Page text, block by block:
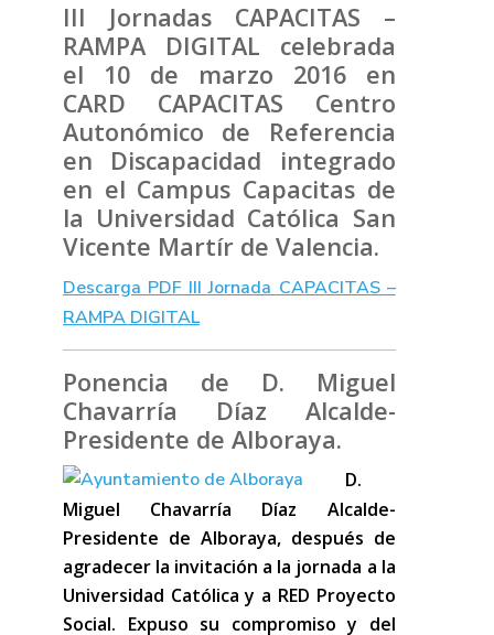
III Jornadas CAPACITAS –
RAMPA DIGITAL celebrada
el 10 de marzo 2016 en
CARD CAPACITAS Centro
Autonómico de Referencia
en Discapacidad integrado
en el Campus Capacitas de
la Universidad Católica San
Vicente Martír de Valencia.
Descarga PDF III Jornada CAPACITAS –
RAMPA DIGITAL
Ponencia de D. Miguel
Chavarría Díaz Alcalde-
Presidente de Alboraya.
D.
Miguel Chavarría Díaz Alcalde-
Presidente de Alboraya, después de
agradecer la invitación a la jornada a la
Universidad Católica y a RED Proyecto
Social. Expuso su compromiso y del